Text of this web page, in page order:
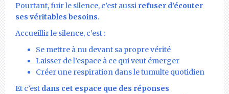
Pourtant, fuir le silence, c’est aussi refuser d’écouter
ses véritables besoins.
Accueillir le silence, c’est :
Se mettre à nu devant sa propre vérité
Laisser de l’espace à ce qui veut émerger
Créer une respiration dans le tumulte quotidien
Et c’est dans cet espace que des réponses